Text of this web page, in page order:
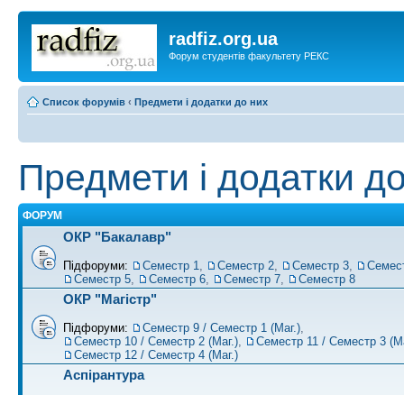
radfiz.org.ua
Форум студентів факультету РЕКС
Список форумів ‹ Предмети і додатки до них
Предмети і додатки
ФОРУМ
ОКР "Бакалавр"
Підфоруми: Семестр 1 Семестр 2 Семестр 3
Семестр 5
Семестр 6 Семестр 7 Семестр 8
ОКР "Магістр"
Підфоруми: Семестр 9 / Семестр 1 (Маг.)
Семестр 10 / Семестр 2 (Маг.)
Семестр 11 / Семестр 3
Семестр 12 / Семестр 4 (Маг.)
Аспірантура